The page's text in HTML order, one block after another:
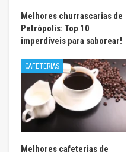
Melhores churrascarias de
Petrópolis: Top 10
imperdíveis para saborear!
CAFETERIAS
Melhores cafeterias de